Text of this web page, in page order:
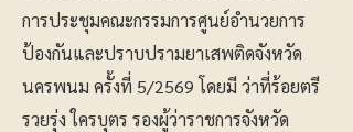
การประชุมคณะกรรมการศูนย์อำนวยการ
ป้องกันและปราบปรามยาเสพติดจังหวัด
นครพนม ครั้งที่ 5/2569 โดยมี ว่าที่ร้อยตรี
รวยรุ่ง ใครบุตร รองผู้ว่าราชการจังหวัด